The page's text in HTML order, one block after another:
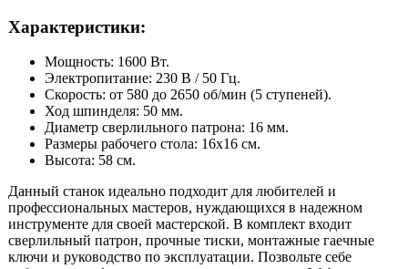
Характеристики:
Мощность: 1600 Вт.
Электропитание: 230 В / 50 Гц.
Скорость: от 580 до 2650 об/мин (5 ступеней).
Ход шпинделя: 50 мм.
Диаметр сверлильного патрона: 16 мм.
Размеры рабочего стола: 16x16 см.
Высота: 58 см.
Данный станок идеально подходит для любителей и
профессиональных мастеров, нуждающихся в надежном
инструменте для своей мастерской. В комплект входит
сверлильный патрон, прочные тиски, монтажные гаечные
ключи и руководство по эксплуатации. Позвольте себе